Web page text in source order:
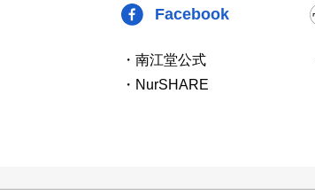
Facebook
・南江堂公式
・NurSHARE